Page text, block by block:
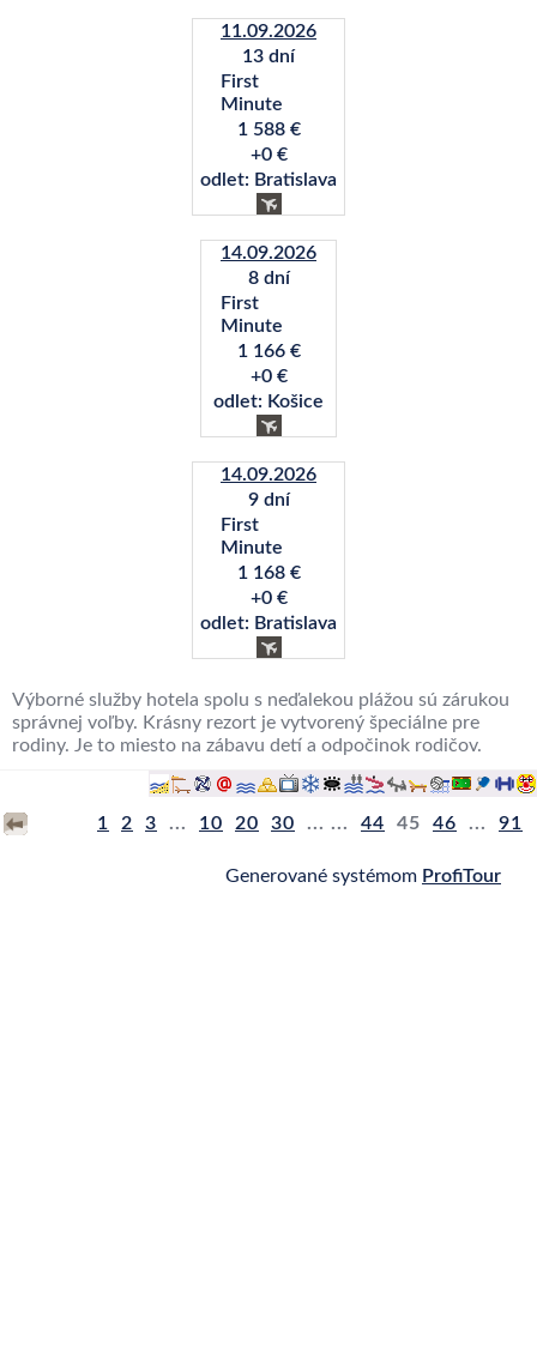
11.09.2026
13 dní
First
Minute
1 588 €
+0 €
odlet: Bratislava
14.09.2026
8 dní
First
Minute
1 166 €
+0 €
odlet: Košice
14.09.2026
9 dní
First
Minute
1 168 €
+0 €
odlet: Bratislava
Výborné služby hotela spolu s neďalekou plážou sú zárukou
správnej voľby. Krásny rezort je vytvorený špeciálne pre
rodiny. Je to miesto na zábavu detí a odpočinok rodičov.
1 2 3 ... 10 20 30 ... ... 44 45 46 ... 91
Generované systémom ProfiTour